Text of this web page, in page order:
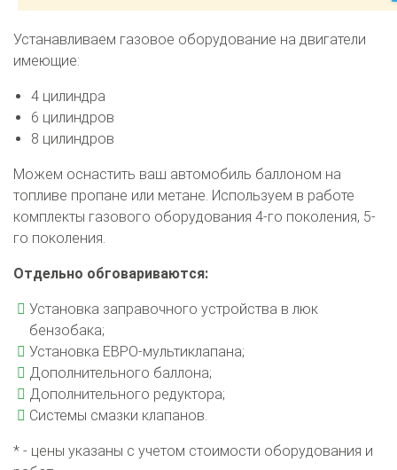
Устанавливаем газовое оборудование на двигатели
имеющие:
4 цилиндра
6 цилиндров
8 цилиндров
Можем оснастить ваш автомобиль баллоном на
топливе пропане или метане. Используем в работе
комплекты газового оборудования 4-го поколения, 5-
го поколения.
Отдельно обговариваются:
Установка заправочного устройства в люк
бензобака;
Установка ЕВРО-мультиклапана;
Дополнительного баллона;
Дополнительного редуктора;
Системы смазки клапанов.
* - цены указаны с учетом стоимости оборудования и